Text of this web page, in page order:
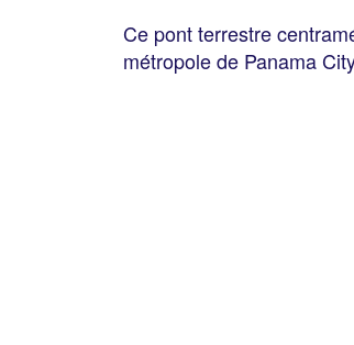
Ce pont terrestre
métropole de Panama